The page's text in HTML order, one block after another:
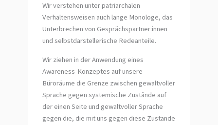
Wir verstehen unter patriarchalen
Verhaltensweisen auch lange Monologe, das
Unterbrechen von Gesprächspartner:innen
und selbstdarstellerische Redeanteile.
Wir ziehen in der Anwendung eines
Awareness-Konzeptes auf unsere
Büroräume die Grenze zwischen gewaltvoller
Sprache gegen systemische Zustände auf
der einen Seite und gewaltvoller Sprache
gegen die, die mit uns gegen diese Zustände